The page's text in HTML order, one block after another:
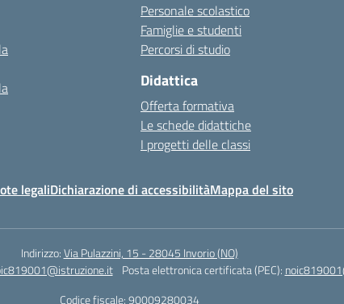
Personale scolastico
Famiglie e studenti
Percorsi di studio
Didattica
Offerta formativa
Le schede didattiche
I progetti delle classi
legaliDichiarazione di accessibilitàMappa del sito
Indirizzo:Via Pulazzini, 15 - 28045 Invorio (NO)
Posta elettronica certificata (PEC):
Codice fiscale: 90009280034